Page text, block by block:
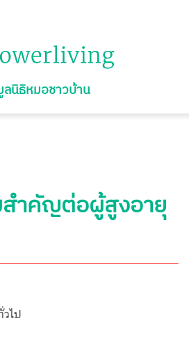
ลนิธิหมอชาวบ้าน
ำคัญต่อผู้สูงอายุ
ไป